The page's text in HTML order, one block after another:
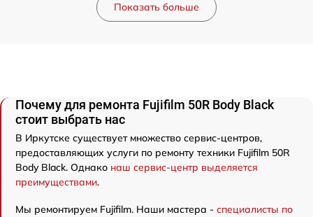
Показать больше
Почему для ремонта Fujifilm 50R Body Black
стоит выбрать нас
В Иркутске существует множество сервис-центров,
предоставляющих услуги по ремонту техники Fujifilm 50R
Body Black. Однако наш сервис-центр выделяется
преимуществами.
Мы ремонтируем Fujifilm. Наши мастера - специалисты по